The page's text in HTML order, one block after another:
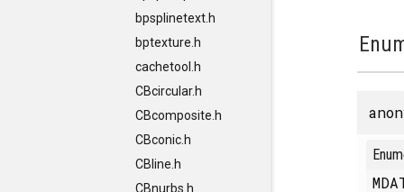
bpsplinetext.h
bptexture.h
cachetool.h
CBcircular.h
CBcomposite.h
CBconic.h
CBline.h
CBnurbs.h